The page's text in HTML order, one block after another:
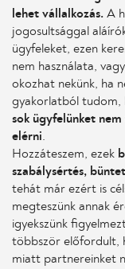
lehet vállalkozás. A
jogosultsággal
ügyfeleket, ezen
nem használata,
okozhat nekünk, ha
gyakorlatból tudom,
sok ügyfelünket
elérni
Hozzáteszem, ezek
szabálysértés,
tehát már ezért is
megteszünk annak
igyekszünk
többször előfordult,
miatt partnereinket